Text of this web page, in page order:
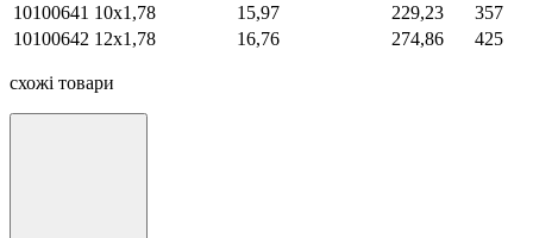
10100641 10х1,78 15,97 229,23
357
10100642 12х1,78 16,76 274,86 425
схожі товари